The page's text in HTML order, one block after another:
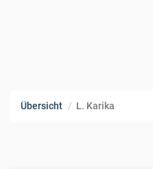
Übersicht L. Karika